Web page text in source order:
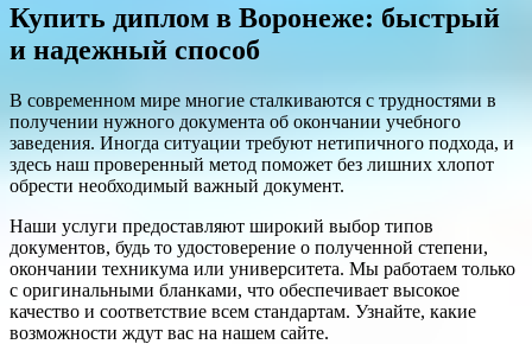
Купить диплом в Воронеже: быстрый
и надежный способ
В современном мире многие сталкиваются с трудностями в
получении нужного документа об окончании учебного
заведения. Иногда ситуации требуют нетипичного подхода, и
здесь наш проверенный метод поможет без лишних хлопот
обрести необходимый важный документ.
Наши услуги предоставляют широкий выбор типов
документов, будь то удостоверение о полученной степени,
окончании техникума или университета. Мы работаем только
с оригинальными бланками, что обеспечивает высокое
качество и соответствие всем стандартам. Узнайте, какие
возможности ждут вас на нашем сайте.